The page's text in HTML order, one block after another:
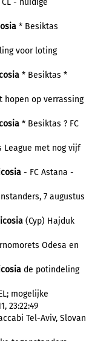
- huidige
* Besiktas
voor loting
* Besiktas *
hopen op verrassing
* Besiktas ? FC
League met nog vijf
- FC Astana -
7 augustus
(Cyp) Hajduk
Odesa en
de potindeling
mogelijke
23:22:49
Tel-Aviv, Slovan